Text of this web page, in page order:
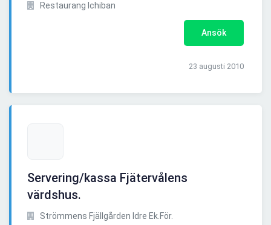
Restaurang Ichiban
Ansök
23 augusti 2010
Servering/kassa Fjätervålens
värdshus.
Strömmens Fjällgården Idre Ek.För.